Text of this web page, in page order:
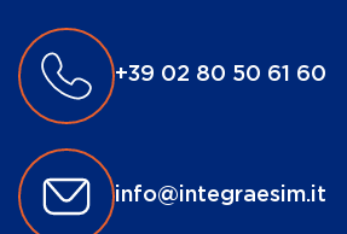
+39 02 80 50 61 60
info@integraesim.it